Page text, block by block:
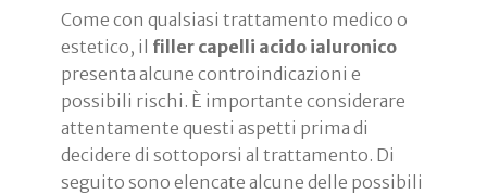
Come con qualsiasi trattamento medico o
estetico, il filler capelli acido ialuronico
presenta alcune controindicazioni e
possibili rischi. È importante considerare
attentamente questi aspetti prima di
decidere di sottoporsi al trattamento. Di
seguito sono elencate alcune delle possibili